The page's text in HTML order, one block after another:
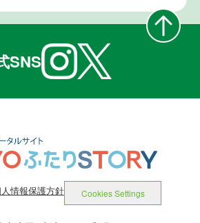
SNS
情報保護方針 Cookies Settings